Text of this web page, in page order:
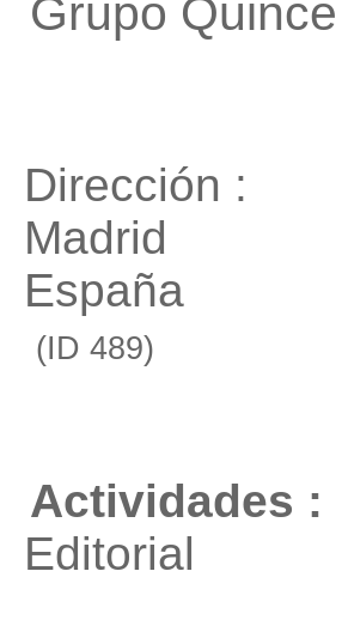
Grupo Quince
Dirección :
Madrid
España
(ID 489)
Actividades :
Editorial